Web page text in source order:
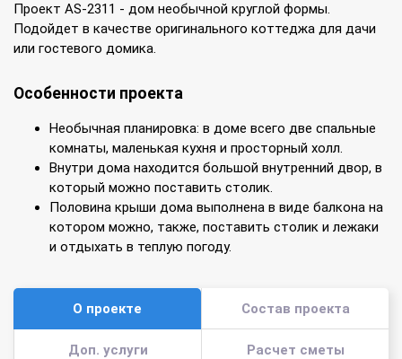
Проект AS-2311 - дом необычной круглой формы.
Подойдет в качестве оригинального коттеджа для дачи
или гостевого домика.
Особенности проекта
Необычная планировка: в доме всего две спальные
комнаты, маленькая кухня и просторный холл.
Внутри дома находится большой внутренний двор, в
который можно поставить столик.
Половина крыши дома выполнена в виде балкона на
котором можно, также, поставить столик и лежаки
и отдыхать в теплую погоду.
О проекте Состав проекта
Доп. услуги Расчет сметы